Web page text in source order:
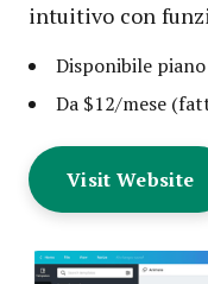
intuitivo con
Disponibile
Da $12/mese
Visit Website